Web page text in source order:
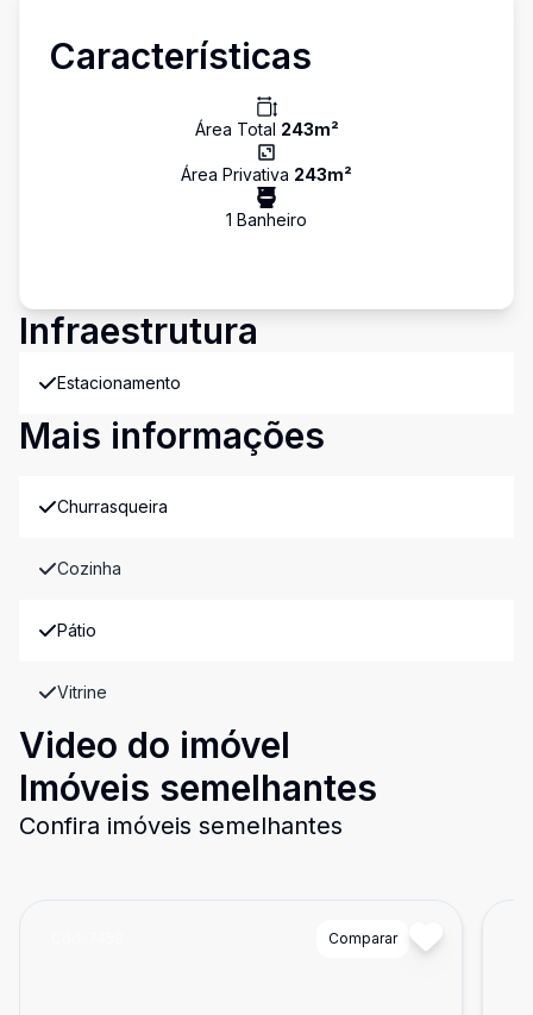
Características
Área Total 243m²
Área Privativa 243m²
1 Banheiro
Infraestrutura
Estacionamento
Mais informações
Churrasqueira
Cozinha
Pátio
Vitrine
Video do imóvel
Imóveis semelhantes
Confira imóveis semelhantes
Comparar